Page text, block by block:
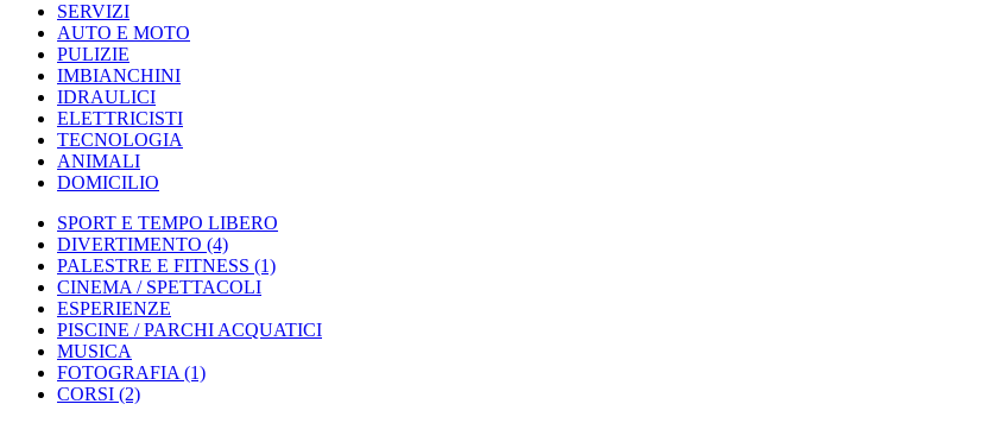
SERVIZI
AUTO E MOTO
PULIZIE
IMBIANCHINI
IDRAULICI
ELETTRICISTI
TECNOLOGIA
ANIMALI
DOMICILIO
SPORT E TEMPO LIBERO
DIVERTIMENTO (4)
PALESTRE E FITNESS (1)
CINEMA / SPETTACOLI
ESPERIENZE
PISCINE / PARCHI ACQUATICI
MUSICA
FOTOGRAFIA (1)
CORSI (2)